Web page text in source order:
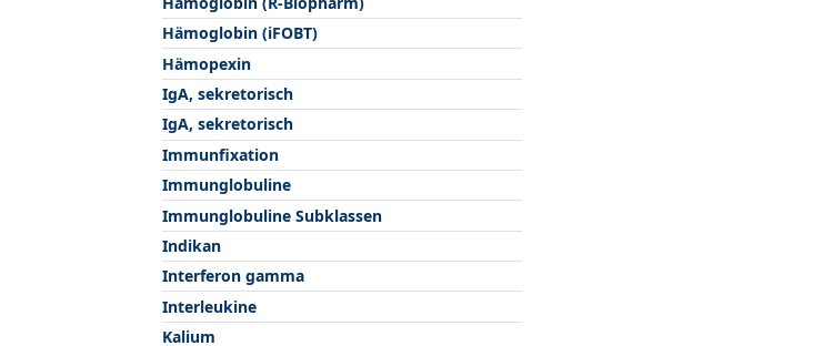
Hämoglobin (iFOBT)
Hämopexin
IgA, sekretorisch
IgA, sekretorisch
Immunfixation
Immunglobuline
Immunglobuline Subklassen
Indikan
Interferon gamma
Interleukine
Kalium